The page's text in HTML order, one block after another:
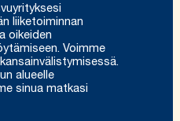
liiketoiminnan
oikeiden
Voimme
alueelle
sinua matkasi